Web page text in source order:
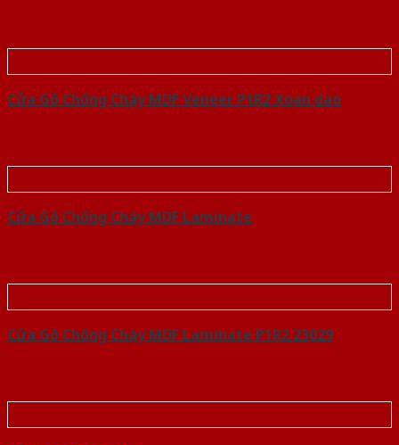
Cửa Gỗ Chống Cháy MDF Veneer P1R2 Xoan dao
Cửa Gỗ Chống Cháy MDF Laminate
Cửa Gỗ Chống Cháy MDF Laminate P1R2 23029